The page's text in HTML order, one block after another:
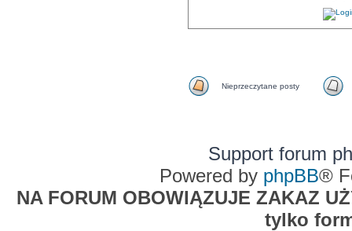
Nieprzeczytane posty
Support forum
Powered by phpBB®
NA FORUM OBOWIĄZUJE ZAKAZ
tylko